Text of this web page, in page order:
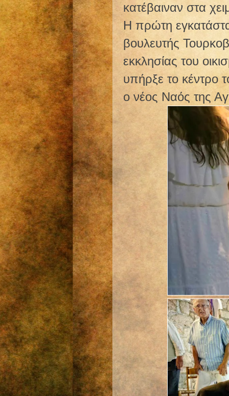
κατέβαιναν στα
Η πρώτη
βουλευτής
εκκλησίας του
υπήρξε το κέντρο
ο νέος Ναός της